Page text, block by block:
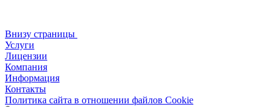
Внизу страницы
Услуги
Лицензии
Компания
Информация
Контакты
Политика сайта в отношении файлов Cookie